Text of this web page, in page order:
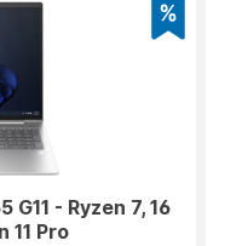
- Ryzen 7, 16
11 Pro